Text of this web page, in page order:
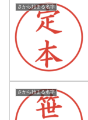
さから始まる名字
さから始まる名字